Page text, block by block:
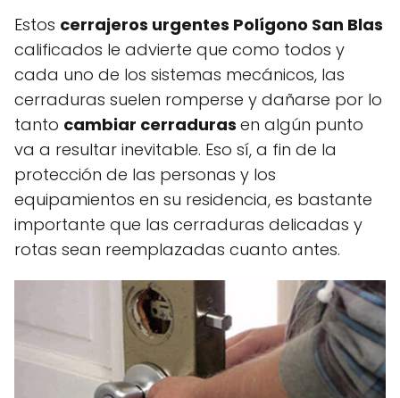
Estos cerrajeros urgentes Polígono San Blas
calificados le advierte que como todos y
cada uno de los sistemas mecánicos, las
cerraduras suelen romperse y dañarse por lo
tanto cambiar cerraduras en algún punto
va a resultar inevitable. Eso sí, a fin de la
protección de las personas y los
equipamientos en su residencia, es bastante
importante que las cerraduras delicadas y
rotas sean reemplazadas cuanto antes.